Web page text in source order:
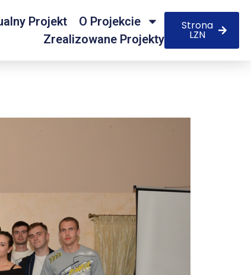
Projekt
O Projekcie
Zrealizowane Projekty
Strona
LZN